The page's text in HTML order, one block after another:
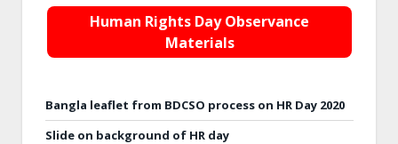
Human Rights Day Observance
Materials
Bangla leaflet from BDCSO process on HR Day 2020
Slide on background of HR day